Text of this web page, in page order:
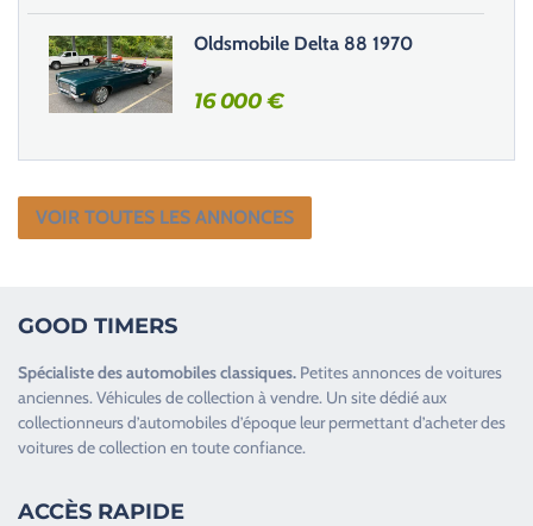
Oldsmobile Delta 88 1970
16 000€
VOIR TOUTES LES ANNONCES
GOOD TIMERS
Spécialiste desautomobiles classiques. Petites annonces devoitures
anciennes.Véhicules de collection à vendre. Un site dédié aux
collectionneurs d’automobiles d’époque leur permettant d’acheter des
voitures de collection en toute confiance.
ACCÈS RAPIDE